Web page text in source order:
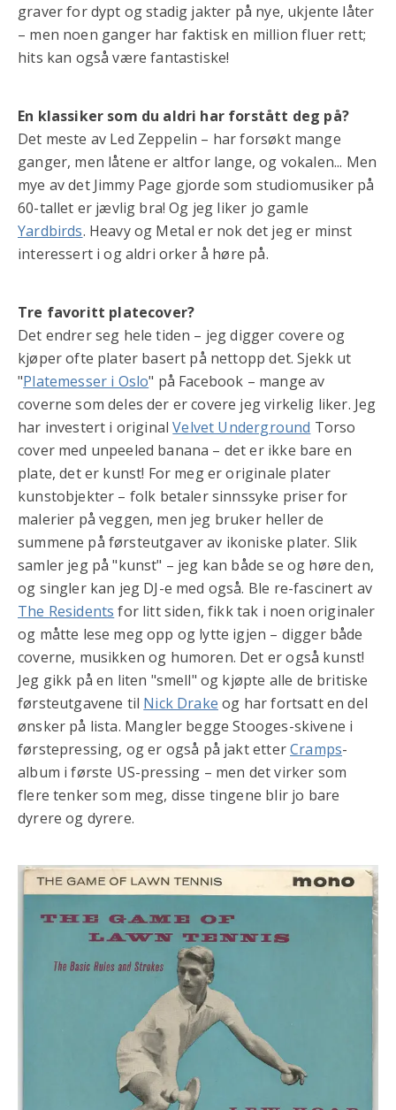
graver for dypt og stadig jakter på nye, ukjente låter
– men noen ganger har faktisk en million fluer rett;
hits kan også være fantastiske!
En klassiker som du aldri har forstått deg på?
Det meste av Led Zeppelin – har forsøkt mange
ganger, men låtene er altfor lange, og vokalen... Men
mye av det Jimmy Page gjorde som studiomusiker på
60-tallet er jævlig bra! Og jeg liker jo gamle
Yardbirds. Heavy og Metal er nok det jeg er minst
interessert i og aldri orker å høre på.
Tre favoritt platecover?
Det endrer seg hele tiden – jeg digger covere og
kjøper ofte plater basert på nettopp det. Sjekk ut
"Platemesser i Oslo" på Facebook – mange av
coverne som deles der er covere jeg virkelig liker. Jeg
har investert i originalVelvet Underground Torso
cover med unpeeled banana – det er ikke bare en
plate, det er kunst! For meg er originale plater
kunstobjekter – folk betaler sinnssyke priser for
malerier på veggen, men jeg bruker heller de
summene på førsteutgaver av ikoniske plater. Slik
samler jeg på "kunst" – jeg kan både se og høre den,
og singler kan jeg DJ-e med også. Ble re-fascinert av
The Residents for litt siden, fikk tak i noen originaler
og måtte lese meg opp og lytte igjen – digger både
coverne, musikken og humoren. Det er også kunst!
Jeg gikk på en liten "smell" og kjøpte alle de britiske
førsteutgavene til Nick Drake og har fortsatt en del
ønsker på lista. Mangler begge Stooges-skivene i
førstepressing, og er også på jakt etterCramps-
album i første US-pressing – men det virker som
flere tenker som meg, disse tingene blir jo bare
dyrere og dyrere.